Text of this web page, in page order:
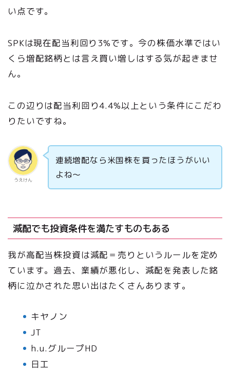
い点です。
SPKは現在配当利回り3%です。今の株価水準ではい
くら増配銘柄とは言え買い増しはする気が起きませ
ん。
この辺りは配当利回り4.4%以上という条件にこだわ
りたいですね。
うえけん
連続増配なら米国株を買ったほうがいい
よね～
減配でも投資条件を満たすものもある
我が高配当株投資は減配＝売りというルールを定め
ています。過去、業績が悪化し、減配を発表した銘
柄に泣かされた思い出はたくさんあります。
キヤノン
JT
h.u.グループHD
日工